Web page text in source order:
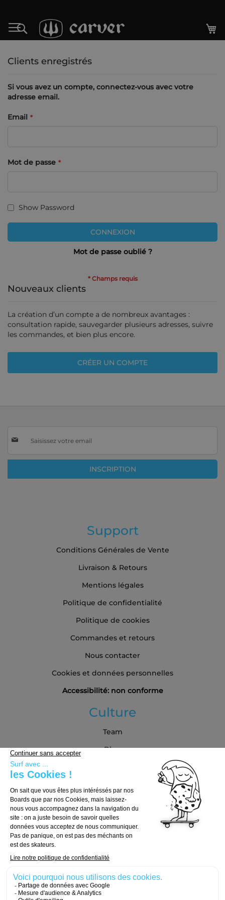
au
contenu
Rechercher
Clients enregistrés
Si vous avez un compte, connectez-vous avec votre
adresse email.
Email
Mot de passe
Show Password
CONNEXION
Mot de passe oublié ?
Nouveaux clients
La création d’un compte a de nombreux avantages :
consultation rapide, sauvegarder plusieurs adresses, suivre
les commandes, et bien plus encore.
CRÉER UN COMPTE
lettre
:
INSCRIPTION
Support
Conditions Générales de Vente
Livraison & Retours
Mentions légales
Politique de confidentialité
Politique de cookies
Commandes et retours
Nous contacter
Cookies et données personnelles
Accessibilité: non conforme
Culture
Team
Blog
Guide d'achat
Choisir sa board
Choisir ses roues